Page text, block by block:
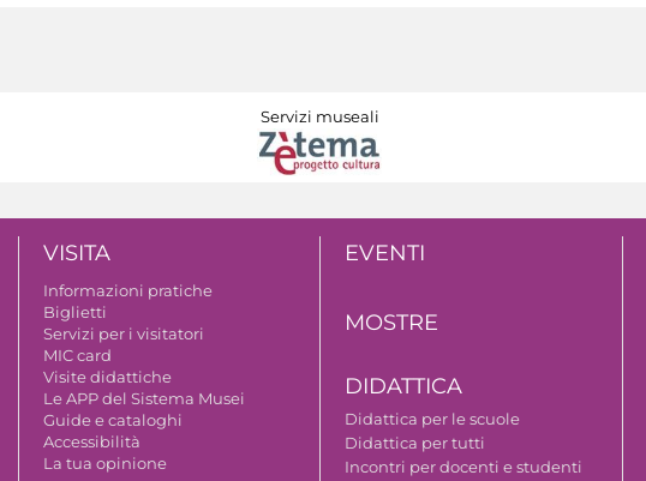
Servizi museali
VISITA
Informazioni pratiche
Biglietti
Servizi per i visitatori
MIC card
Visite didattiche
Le APP del Sistema Musei
Guide e cataloghi
Accessibilità
La tua opinione
EVENTI
MOSTRE
DIDATTICA
Didattica per le scuole
Didattica per tutti
Incontri per docenti e studenti